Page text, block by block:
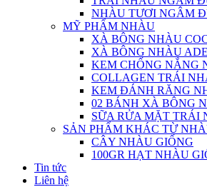
NHÀU TƯƠI NGÂM
MỸ PHẨM NHÀU
XÀ BÔNG NHÀU
XÀ BÔNG NHÀU
KEM CHỐNG NẮNG
COLLAGEN TRÁI
KEM ĐÁNH RĂNG
02 BÁNH XÀ BÔNG
SỮA RỬA MẶT TRÁI
SẢN PHẨM KHÁC TỪ
CÂY NHÀU GIỐNG
100GR HẠT NHÀU
Tin tức
Liên hệ